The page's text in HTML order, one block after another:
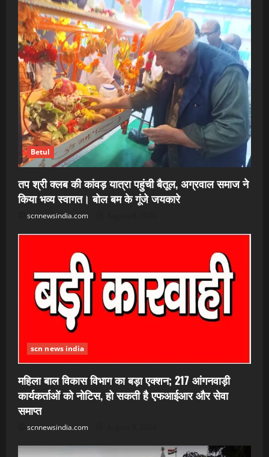
Betul
तप श्री क्लब की कांवड़ यात्रा पहुंची बैतूल, अग्रवाल समाज ने
किया भव्य स्वागत। बोल बम के गूंजे जयकारे
scnnewsindia.com
scn news india
महिला बाल विकास विभाग का बड़ा एक्शन; 217 आंगनवाड़ी
कार्यकर्ताओं को नोटिस, हो सकती है एफआईआर और सेवा
समाप्त
scnnewsindia.com